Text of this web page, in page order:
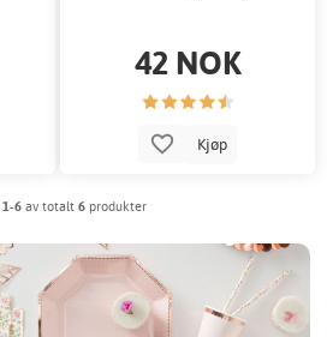
42 NOK
Kjøp
1-6 av totalt 6 produkter